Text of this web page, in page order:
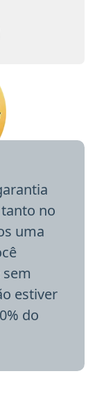
no
uma
estiver
do